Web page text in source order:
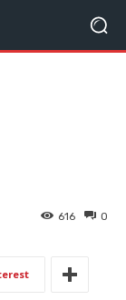
0
616